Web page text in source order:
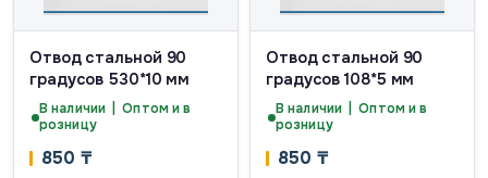
Отвод стальной 90
градусов 530*10 мм
В наличии | Оптом и в
розницу
850 ₸
Отвод стальной 90
градусов 108*5 мм
В наличии | Оптом и в
розницу
850 ₸